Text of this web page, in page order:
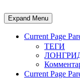
Expand Menu
Current Page
ТЕГИ
Current Page